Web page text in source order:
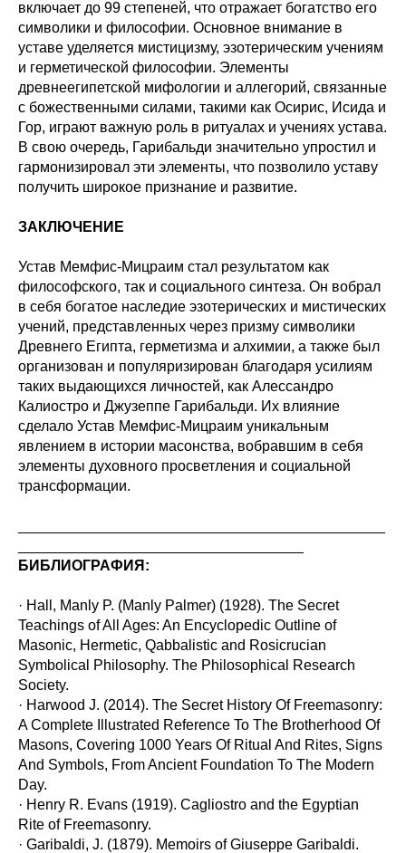
включает до 99 степеней, что отражает богатство его
символики и философии. Основное внимание в
уставе уделяется мистицизму, эзотерическим учениям
и герметической философии. Элементы
древнеегипетской мифологии и аллегорий, связанные
с божественными силами, такими как Осирис, Исида и
Гор, играют важную роль в ритуалах и учениях устава.
В свою очередь, Гарибальди значительно упростил и
гармонизировал эти элементы, что позволило уставу
получить широкое признание и развитие.
ЗАКЛЮЧЕНИЕ
Устав Мемфис-Мицраим стал результатом как
философского, так и социального синтеза. Он вобрал
в себя богатое наследие эзотерических и мистических
учений, представленных через призму символики
Древнего Египта, герметизма и алхимии, а также был
организован и популяризирован благодаря усилиям
таких выдающихся личностей, как Алессандро
Калиостро и Джузеппе Гарибальди. Их влияние
сделало Устав Мемфис-Мицраим уникальным
явлением в истории масонства, вобравшим в себя
элементы духовного просветления и социальной
трансформации.
БИБЛИОГРАФИЯ:
· Hall, Manly P. (Manly Palmer) (1928). The Secret
Teachings of All Ages: An Encyclopedic Outline of
Masonic, Hermetic, Qabbalistic and Rosicrucian
Symbolical Philosophy. The Philosophical Research
Society.
· Harwood J. (2014). The Secret History Of Freemasonry:
A Complete Illustrated Reference To The Brotherhood Of
Masons, Covering 1000 Years Of Ritual And Rites, Signs
And Symbols, From Ancient Foundation To The Modern
Day.
· Henry R. Evans (1919). Cagliostro and the Egyptian
Rite of Freemasonry.
· Garibaldi, J. (1879). Memoirs of Giuseppe Garibaldi.